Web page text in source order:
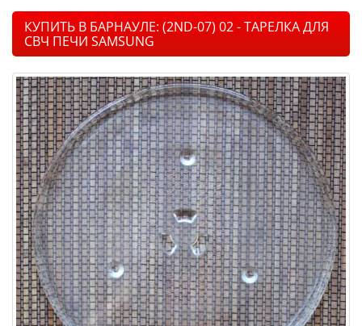
КУПИТЬ В БАРНАУЛЕ: (2ND-07) 02 - ТАРЕЛКА ДЛЯ
СВЧ ПЕЧИ SAMSUNG